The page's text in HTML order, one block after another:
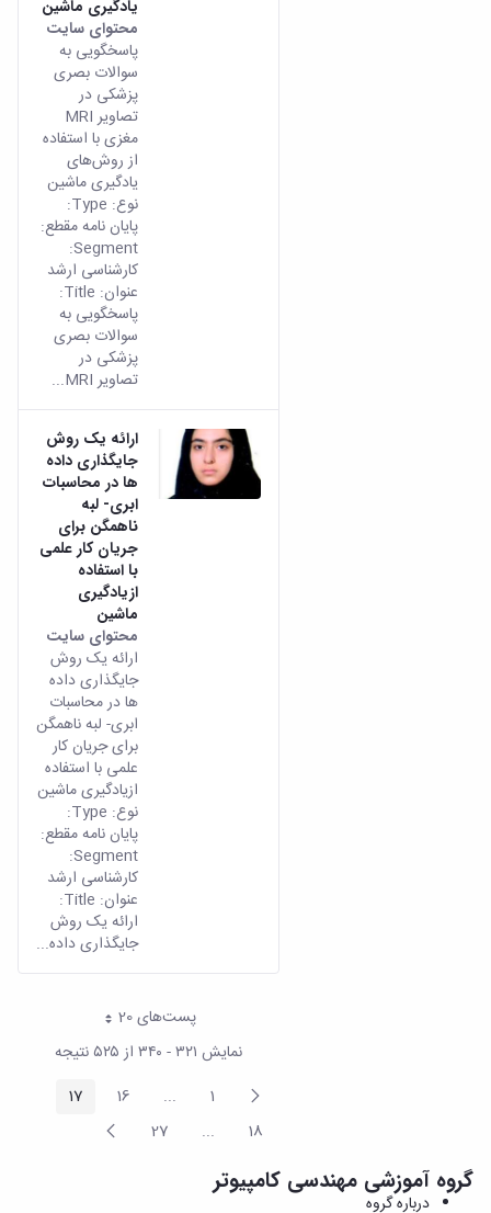
یادگیری ماشین
محتوای سایت
پاسخگویی به
سوالات بصری
پزشکی در
تصاویر MRI
مغزی با استفاده
از روش‌های
یادگیری ماشین
نوع: Type:
پایان نامه مقطع:
Segment:
کارشناسی ارشد
عنوان: Title:
پاسخگویی به
سوالات بصری
پزشکی در
تصاویر MRI...
ارائه یک روش
جایگذاری داده
ها در محاسبات
ابری- لبه
ناهمگن برای
جریان کار علمی
با استفاده
ازیادگیری
ماشین
محتوای سایت
ارائه یک روش
جایگذاری داده
ها در محاسبات
ابری- لبه ناهمگن
برای جریان کار
علمی با استفاده
ازیادگیری ماشین
نوع: Type:
پایان نامه مقطع:
Segment:
کارشناسی ارشد
عنوان: Title:
ارائه یک روش
جایگذاری داده...
پست‌‌های 20هر صفحه
نمایش ۳۲۱ - ۳۴۰ از ۵۲۵ نتیجه
پیغام
قبلی صفحه1
...
Intermediate Pages
صفحه16 صفحه17
صفحه18
...
Intermediate Pages
صفحه27 صفحه
بعد
گروه آموزشی مهندسی کامپیوتر
درباره گروه